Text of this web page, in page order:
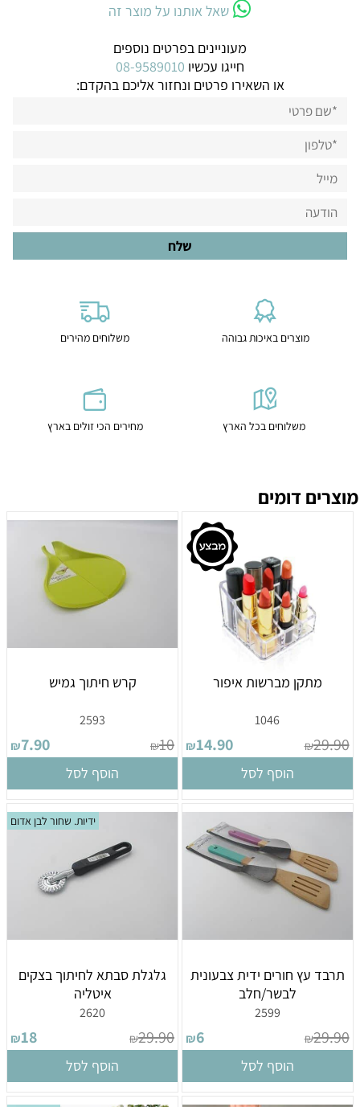
שאל אותנו על מוצר זה
מעוניינים בפרטים נוספים
חייגו עכשיו 08-9589010
או השאירו פרטים ונחזור אליכם בהקדם:
מוצרים באיכות גבוהה משלוחים מהירים
משלוחים בכל הארץ מחירים הכי זולים בארץ
מוצרים דומים
מתקן מברשות איפור
1046
₪29.90
₪14.90
הוסף לסל
קרש חיתוך גמיש
2593
₪10
₪7.90
הוסף לסל
תרבד עץ חורים ידית צבעונית
לבשר/חלב
2599
₪29.90
₪6
הוסף לסל
ידיות. שחור לבן אדום
גלגלת סבתא לחיתוך בצקים
איטליה
2620
₪29.90
₪18
הוסף לסל